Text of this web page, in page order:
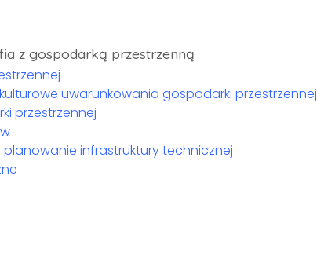
z gospodarką przestrzenną
uwarunkowania gospodarki przestrzennej
przestrzennej
infrastruktury technicznej